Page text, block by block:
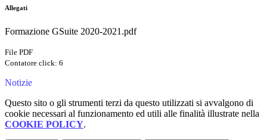
Allegati
Formazione GSuite 2020-2021.pdf
File PDF
Contatore click: 6
Notizie
Questo sito o gli strumenti terzi da questo utilizzati si avvalgono di
cookie necessari al funzionamento ed utili alle finalità illustrate nella
COOKIE POLICY.